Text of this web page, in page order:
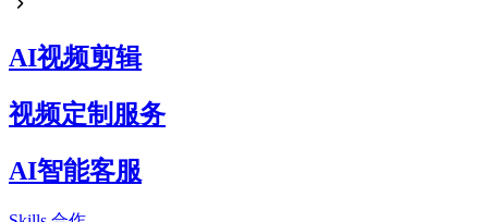
AI视频剪辑
视频定制服务
AI智能客服